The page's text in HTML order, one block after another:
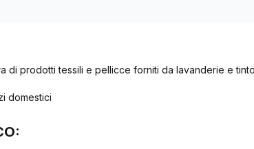
di prodotti tessili e pellicce forniti da lavanderie e
domestici